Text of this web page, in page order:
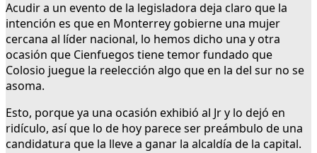
Acudir a un evento de la legisladora deja claro que la
intención es que en Monterrey gobierne una mujer
cercana al líder nacional, lo hemos dicho una y otra
ocasión que Cienfuegos tiene temor fundado que
Colosio juegue la reelección algo que en la del sur no se
asoma.
Esto, porque ya una ocasión exhibió al Jr y lo dejó en
ridículo, así que lo de hoy parece ser preámbulo de una
candidatura que la lleve a ganar la alcaldía de la capital.